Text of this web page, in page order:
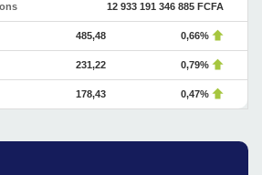
12 933 191 346 885 FCFA
485,48 0,66%
231,22 0,79%
178,43 0,47%